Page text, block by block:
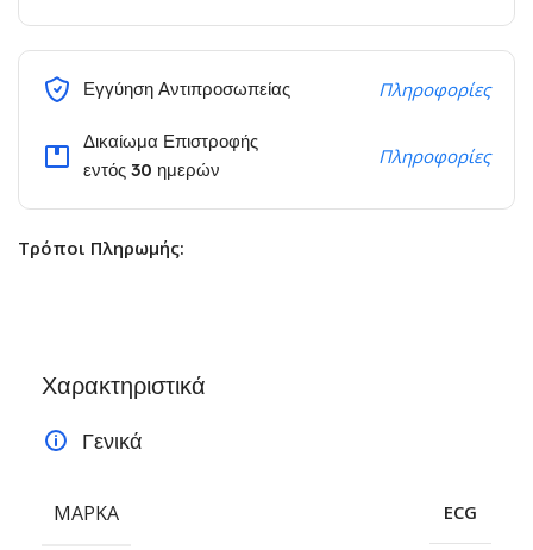
Εγγύηση Αντιπροσωπείας Πληροφορίες
Δικαίωμα Επιστροφής
εντός 30 ημερών
Πληροφορίες
Τρόποι Πληρωμής:
Χαρακτηριστικά
Γενικά
ΜΆΡΚΑ ECG